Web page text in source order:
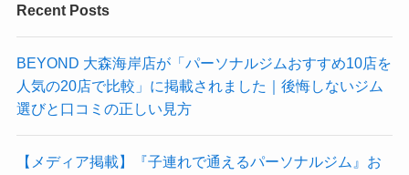
Recent Posts
BEYOND 大森海岸店が「パーソナルジムおすすめ10店を
人気の20店で比較」に掲載されました｜後悔しないジム
選びと口コミの正しい見方
【メディア掲載】『子連れで通えるパーソナルジム』お